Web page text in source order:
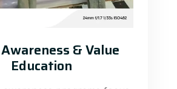
& Value
Education